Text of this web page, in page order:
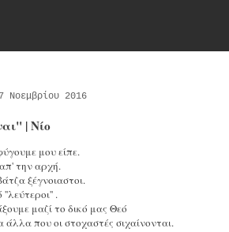
Νοεμβρίου 2016
| Νίο
μου είπε.
την αρχή.
ξέγνοιαστοι.
.
μαζί το δικό μας Θεό
άλλα που οι στοχαστές σιχαίνονται.